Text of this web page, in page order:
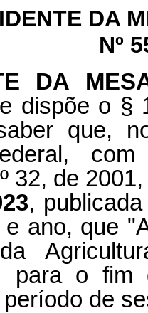
DA
Nº
DA
dispõe o §
que,
32, de
,
ano, que
para o
de